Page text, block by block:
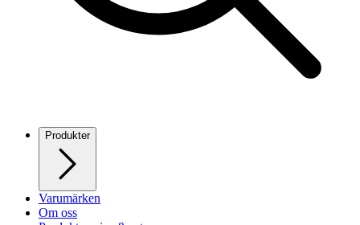
Produkter
Varumärken
Om oss